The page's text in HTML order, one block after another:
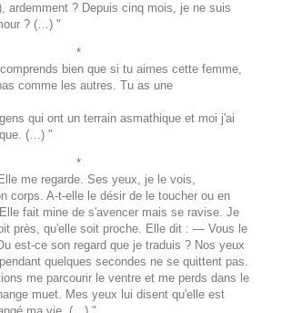
ardemment ? Depuis cinq mois, je ne suis
? (…) "
*
bien que si tu aimes cette femme,
comme les autres. Tu as une
qui ont un terrain asmathique et moi j'ai
(…) "
*
me regarde. Ses yeux, je le vois,
corps. A-t-elle le désir de le toucher ou en
fait mine de s'avencer mais se ravise. Je
près, qu'elle soit proche. Elle dit : — Vous le
est-ce son regard que je traduis ? Nos yeux
quelques secondes ne se quittent pas.
me parcourir le ventre et me perds dans le
muet. Mes yeux lui disent qu'elle est